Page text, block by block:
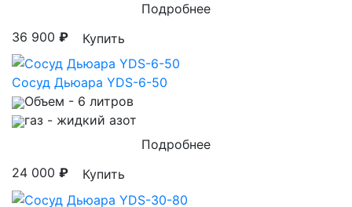
Подробнее
36 900 ₽ Купить
Сосуд Дьюара YDS-6-50
Объем - 6 литров
газ - жидкий азот
Подробнее
24 000 ₽ Купить